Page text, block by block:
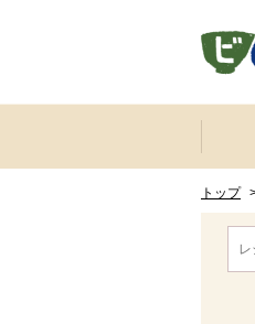
ここからサイト内共通メニューで
サイト内共通メニューをスキップ
トップ
ここ
消費
ここ